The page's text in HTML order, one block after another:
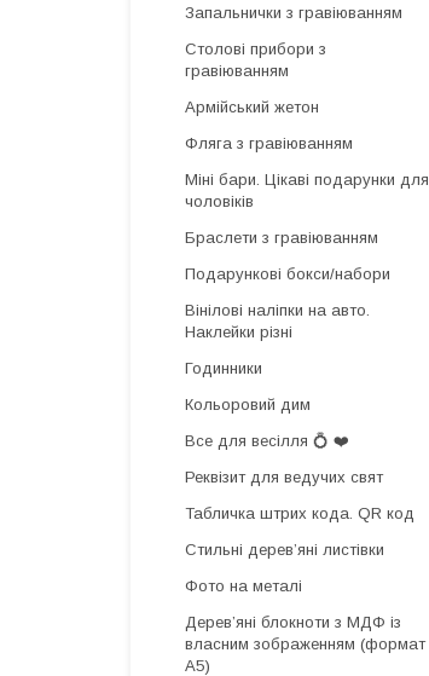
Запальнички з гравіюванням
Столові прибори з
гравіюванням
Армійський жетон
Фляга з гравіюванням
Міні бари. Цікаві подарунки для
чоловіків
Браслети з гравіюванням
Подарункові бокси/набори
Вінілові наліпки на авто.
Наклейки різні
Годинники
Кольоровий дим
Все для весілля 💍 ❤️
Реквізит для ведучих свят
Табличка штрих кода. QR код
Стильні деревʼяні листівки
Фото на металі
Дерев’яні блокноти з МДФ із
власним зображенням (формат
А5)